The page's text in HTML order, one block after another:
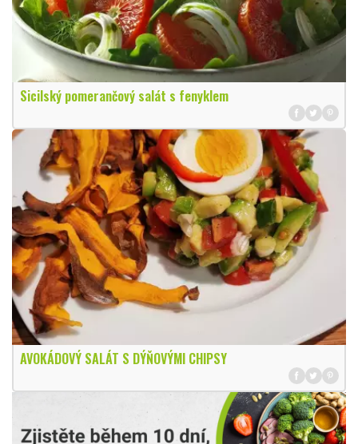
Sicilský pomerančový salát s fenyklem
AVOKÁDOVÝ SALÁT S DÝŇOVÝMI CHIPSY